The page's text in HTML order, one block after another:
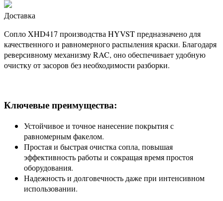
Доставка
Сопло XHD417 производства HYVST предназначено для
качественного и равномерного распыления краски. Благодаря
реверсивному механизму RAC, оно обеспечивает удобную
очистку от засоров без необходимости разборки.
Ключевые преимущества:
Устойчивое и точное нанесение покрытия с
равномерным факелом.
Простая и быстрая очистка сопла, повышая
эффективность работы и сокращая время простоя
оборудования.
Надежность и долговечность даже при интенсивном
использовании.